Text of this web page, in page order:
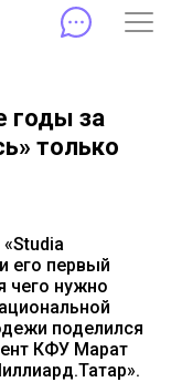
годы за
только
его первый
чего нужно
поделился
КФУ Марат